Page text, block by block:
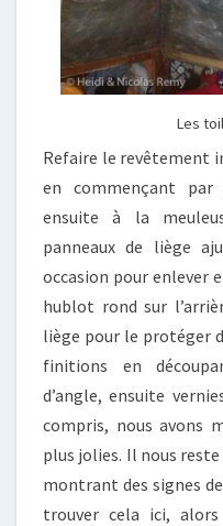
Les
Refaire le revêtement
en commençant par
ensuite à la
panneaux de liège
occasion pour enlever
hublot rond sur
liège pour le protéger
finitions en
d’angle, ensuite
compris, nous avons
plus jolies. Il nous
montrant des signes
trouver cela ici, alors